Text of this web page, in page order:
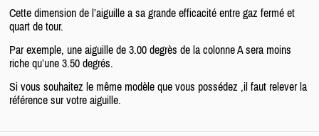
Cette dimension de l’aiguille a sa grande efficacité entre gaz fermé et
quart de tour.
Par exemple, une aiguille de 3.00 degrès de la colonne A sera moins
riche qu’une 3.50 degrés.
Si vous souhaitez le même modèle que vous possédez ,il faut relever la
référence sur votre aiguille.